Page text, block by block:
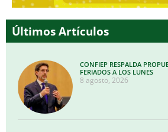
Últimos Artículos
CONFIEP RESPALDA
FERIADOS A LOS LUNES
8 agosto, 2026